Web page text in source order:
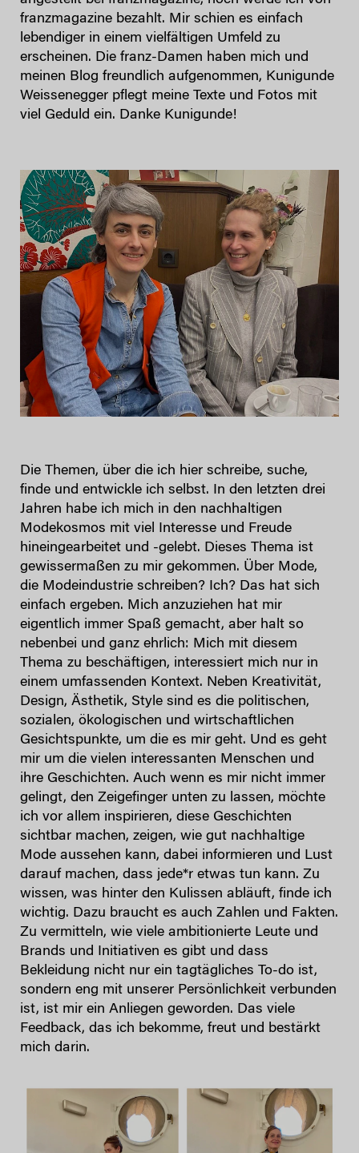
franzmagazine bezahlt. Mir schien es einfach
lebendiger in einem vielfältigen Umfeld zu
erscheinen. Die franz-Damen haben mich und
meinen Blog freundlich aufgenommen, Kunigunde
Weissenegger pflegt meine Texte und Fotos mit
viel Geduld ein. Danke Kunigunde!
Die Themen, über die ich hier schreibe, suche,
finde und entwickle ich selbst. In den letzten drei
Jahren habe ich mich in den nachhaltigen
Modekosmos mit viel Interesse und Freude
hineingearbeitet und -gelebt. Dieses Thema ist
gewissermaßen zu mir gekommen. Über Mode,
die Modeindustrie schreiben? Ich? Das hat sich
einfach ergeben. Mich anzuziehen hat mir
eigentlich immer Spaß gemacht, aber halt so
nebenbei und ganz ehrlich: Mich mit diesem
Thema zu beschäftigen, interessiert mich nur in
einem umfassenden Kontext. Neben Kreativität,
Design, Ästhetik, Style sind es die politischen,
sozialen, ökologischen und wirtschaftlichen
Gesichtspunkte, um die es mir geht. Und es geht
mir um die vielen interessanten Menschen und
ihre Geschichten. Auch wenn es mir nicht immer
gelingt, den Zeigefinger unten zu lassen, möchte
ich vor allem inspirieren, diese Geschichten
sichtbar machen, zeigen, wie gut nachhaltige
Mode aussehen kann, dabei informieren und Lust
darauf machen, dass jede*r etwas tun kann. Zu
wissen, was hinter den Kulissen abläuft, finde ich
wichtig. Dazu braucht es auch Zahlen und Fakten.
Zu vermitteln, wie viele ambitionierte Leute und
Brands und Initiativen es gibt und dass
Bekleidung nicht nur ein tagtägliches To-do ist,
sondern eng mit unserer Persönlichkeit verbunden
ist, ist mir ein Anliegen geworden. Das viele
Feedback, das ich bekomme, freut und bestärkt
mich darin.